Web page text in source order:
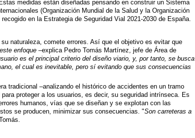
medidas están diseñadas pensando en construir un Sistema
(Organización Mundial de la Salud y la Organización
en la Estrategia de Seguridad Vial 2021-2030 de España.
naturaleza, comete errores. Así que el objetivo es evitar que
enfoque –explica Pedro Tomás Martínez, jefe de Área de
es el principal criterio del diseño viario, y, por tanto, se busca
el cual es inevitable, pero sí evitando que sus consecuencias
tradicional –analizando el histórico de accidentes en un tramo
proteger a los usuarios, es decir, su seguridad intrínseca. Es
humanos, vías que se diseñan y se explotan con las
se producen, minimizar sus consecuencias. "Son carreteras a